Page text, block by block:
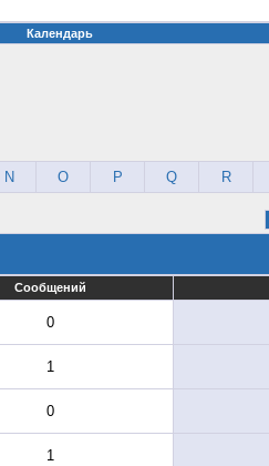
Календарь
N O P Q R
Сообщений
0
1
0
1